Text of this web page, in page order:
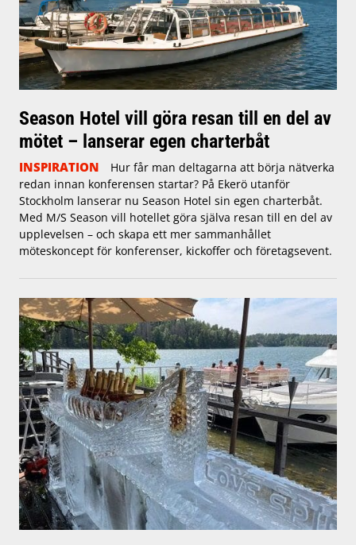
Season Hotel vill göra resan till en del av
mötet – lanserar egen charterbåt
INSPIRATION
Hur får man deltagarna att börja nätverka
redan innan konferensen startar? På Ekerö utanför
Stockholm lanserar nu Season Hotel sin egen charterbåt.
Med M/S Season vill hotellet göra själva resan till en del av
upplevelsen – och skapa ett mer sammanhållet
möteskoncept för konferenser, kickoffer och företagsevent.